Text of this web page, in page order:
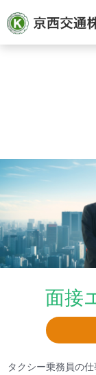
面接
タクシー乗務員の